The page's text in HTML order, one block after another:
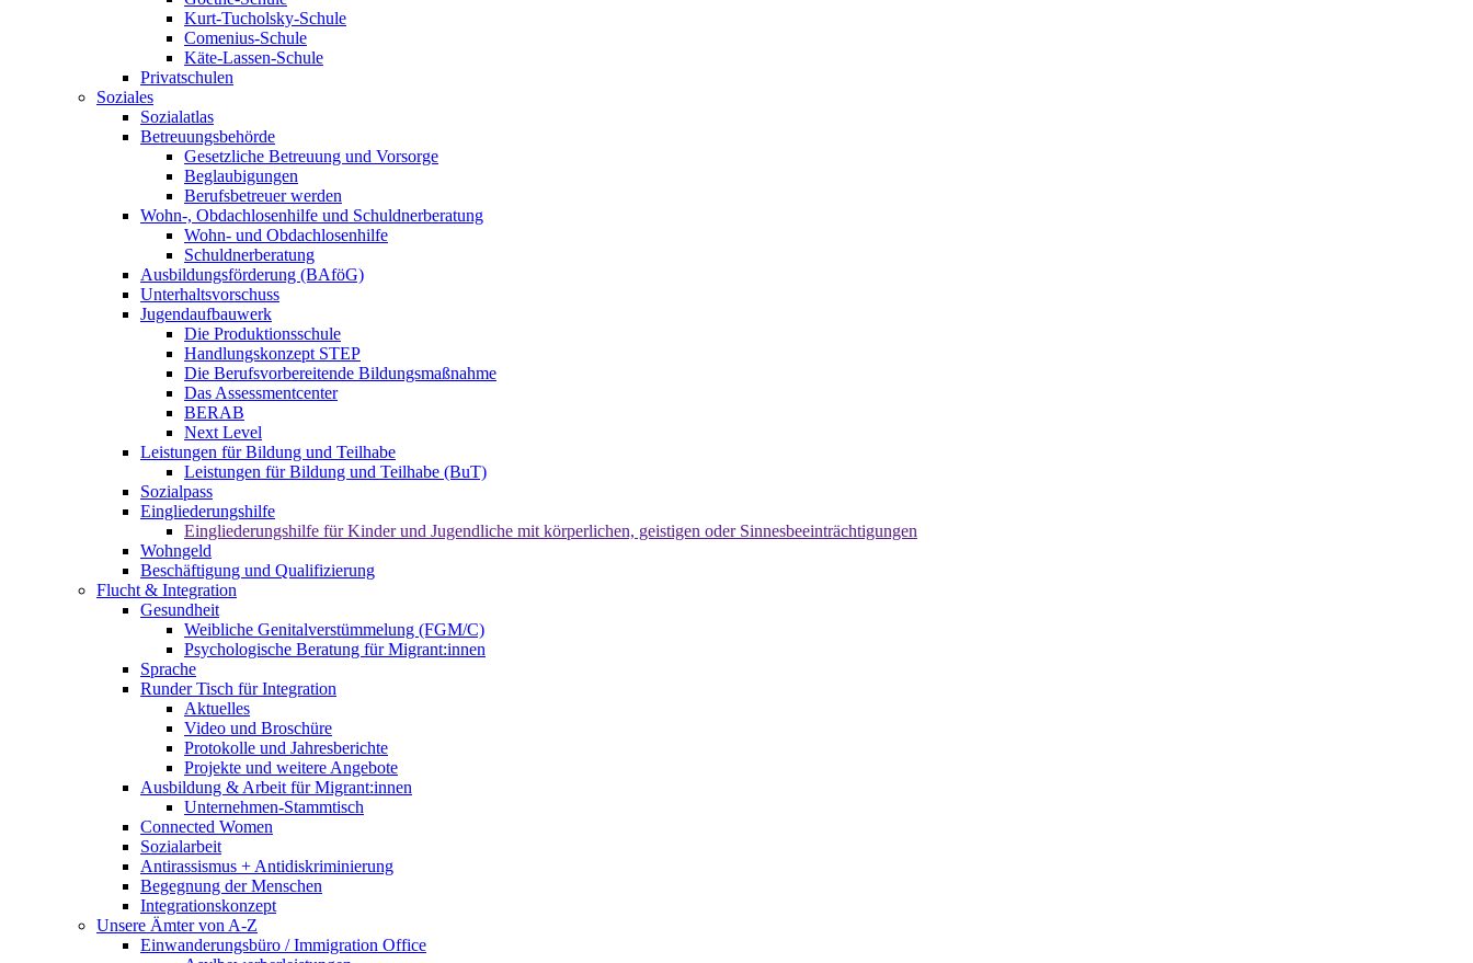
Kurt-Tucholsky-Schule
Comenius-Schule
Käte-Lassen-Schule
Privatschulen
Soziales
Sozialatlas
Betreuungsbehörde
Gesetzliche Betreuung und Vorsorge
Beglaubigungen
Berufsbetreuer werden
Wohn-, Obdachlosenhilfe und Schuldnerberatung
Wohn- und Obdachlosenhilfe
Schuldnerberatung
Ausbildungsförderung (BAföG)
Unterhaltsvorschuss
Jugendaufbauwerk
Die Produktionsschule
Handlungskonzept STEP
Die Berufsvorbereitende Bildungsmaßnahme
Das Assessmentcenter
BERAB
Next Level
Leistungen für Bildung und Teilhabe
Leistungen für Bildung und Teilhabe (BuT)
Sozialpass
Eingliederungshilfe
Eingliederungshilfe für Kinder und Jugendliche mit körperlichen, geistigen oder Sinnesbeeinträchtigungen
Wohngeld
Beschäftigung und Qualifizierung
Flucht & Integration
Gesundheit
Weibliche Genitalverstümmelung (FGM/C)
Psychologische Beratung für Migrant:innen
Sprache
Runder Tisch für Integration
Aktuelles
Video und Broschüre
Protokolle und Jahresberichte
Projekte und weitere Angebote
Ausbildung & Arbeit für Migrant:innen
Unternehmen-Stammtisch
Connected Women
Sozialarbeit
Antirassismus + Antidiskriminierung
Begegnung der Menschen
Integrationskonzept
Unsere Ämter von A-Z
Einwanderungsbüro / Immigration Office